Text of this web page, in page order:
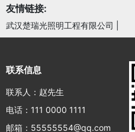
友情链接:
武汉楚瑞光照明工程有限公司
联系信息
联系人：赵先生
电话：111 0000 1111
邮箱：55555554@qq.com